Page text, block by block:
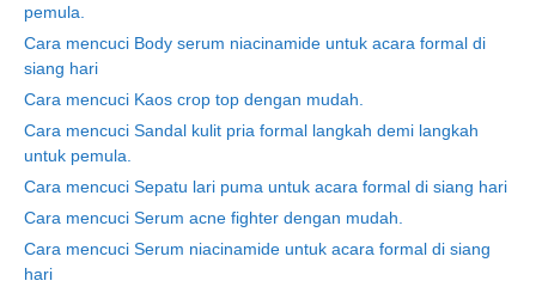
pemula.
Cara mencuci Body serum niacinamide untuk acara formal di
siang hari
Cara mencuci Kaos crop top dengan mudah.
Cara mencuci Sandal kulit pria formal langkah demi langkah
untuk pemula.
Cara mencuci Sepatu lari puma untuk acara formal di siang hari
Cara mencuci Serum acne fighter dengan mudah.
Cara mencuci Serum niacinamide untuk acara formal di siang
hari